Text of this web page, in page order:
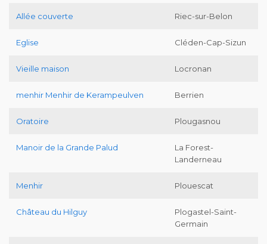
Allée couverte Riec-sur-Belon
Eglise Cléden-Cap-Sizun
Vieille maison Locronan
menhir Menhir de Kerampeulven Berrien
Oratoire Plougasnou
Manoir de la Grande Palud
La Forest-
Landerneau
Menhir Plouescat
Château du Hilguy
Plogastel-Saint-
Germain